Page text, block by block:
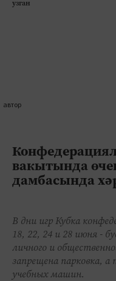
узган
автор
вакытында
дамбасында
В дни игр Кубка
18, 22, 24 и 28 июня -
личного и
запрещена парковка,
учебных машин.